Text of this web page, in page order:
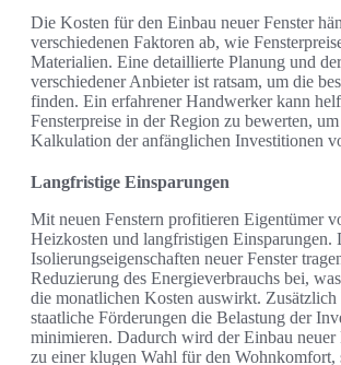
Die Kosten für den Einbau neuer Fenster
verschiedenen Faktoren ab, wie
Materialien. Eine detaillierte Planung und
verschiedener Anbieter ist ratsam, um die
finden. Ein erfahrener Handwerker kann
Fensterpreise in der Region zu bewerten,
Kalkulation der anfänglichen Investitionen
Langfristige Einsparungen
Mit neuen Fenstern profitieren Eigentümer
Heizkosten und langfristigen Einsparungen.
Isolierungseigenschaften neuer Fenster
Reduzierung des Energieverbrauchs bei,
die monatlichen Kosten auswirkt. Zusätzlich
staatliche Förderungen die Belastung der
minimieren. Dadurch wird der Einbau neuer
zu einer klugen Wahl für den Wohnkomfort,